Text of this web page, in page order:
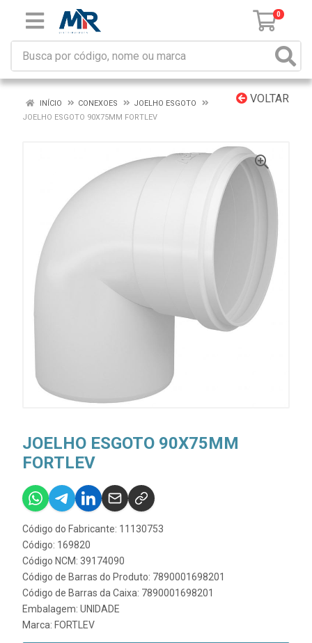
0
VOLTAR
INÍCIO CONEXOES
JOELHO ESGOTO
JOELHO ESGOTO 90X75MM FORTLEV
JOELHO ESGOTO 90X75MM
FORTLEV
Código do Fabricante: 11130753
Código: 169820
Código NCM: 39174090
Código de Barras do Produto: 7890001698201
Código de Barras da Caixa: 7890001698201
Embalagem: UNIDADE
Marca: FORTLEV